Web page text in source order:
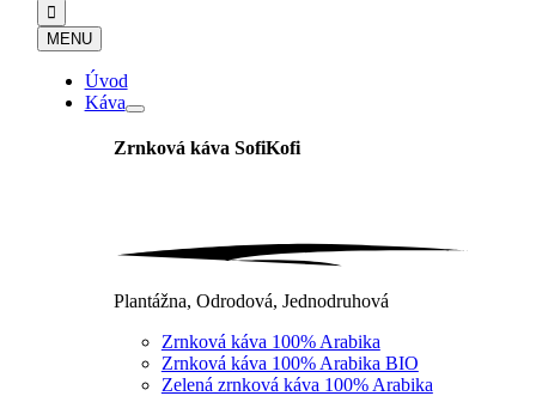
MENU
Úvod
Káva
Zrnková káva SofiKofi
Plantážna, Odrodová, Jednodruhová
Zrnková káva 100% Arabika
Zrnková káva 100% Arabika BIO
Zelená zrnková káva 100% Arabika